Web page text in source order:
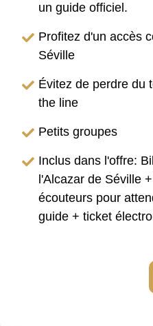
un guide officiel.
Profitez d'un accès
Séville
Évitez de perdre du
the line
Petits groupes
Inclus dans l'offre:
l'Alcazar de Séville
écouteurs pour
guide + ticket